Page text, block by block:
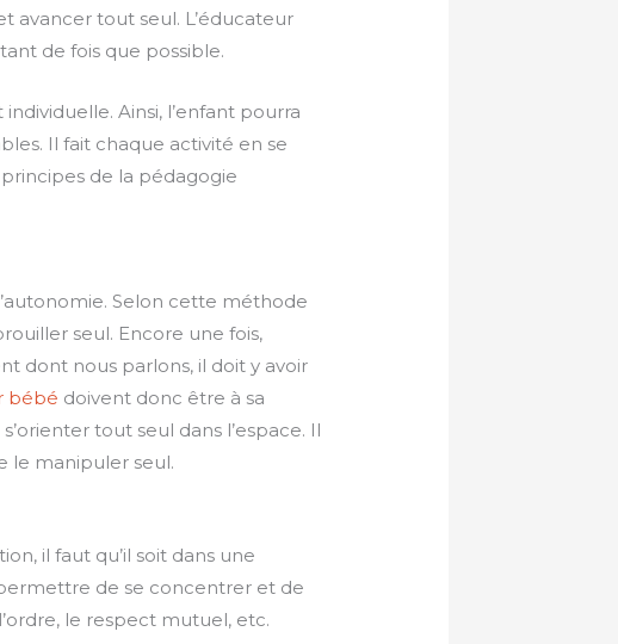
avancer tout seul. L’éducateur
de fois que possible.
Ainsi, l’enfant pourra
Il fait chaque activité en se
de la pédagogie
Selon cette méthode
seul. Encore une fois,
dont nous parlons, il doit y avoir
bébé doivent donc être à sa
tout seul dans l’espace. Il
le manipuler seul.
il faut qu’il soit dans une
de se concentrer et de
le respect mutuel, etc.